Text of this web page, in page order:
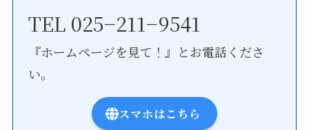
TEL 025−211−9541
『ホームページを見て！』とお電話くださ
い。
スマホはこちら